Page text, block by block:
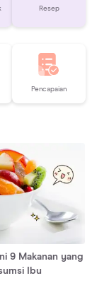
Resep
Pencapaian
9 Makanan yang
Ibu